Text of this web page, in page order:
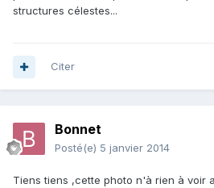
structures célestes...
Citer
Bonnet
Posté(e) 5 janvier 2014
Tiens tiens ,cette photo n'à rien à voir